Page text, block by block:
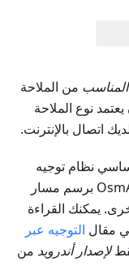
المناسب من الملاحة
نوع الملاحة
اتصال بالإنترنت.
نظام توجيه
خاص أو موقع ويب يسمح لتطبيق OsmAnd برسم مسار
يمكنك القراءة
مقال التوجيه عبر
لإصدار أندرويد من